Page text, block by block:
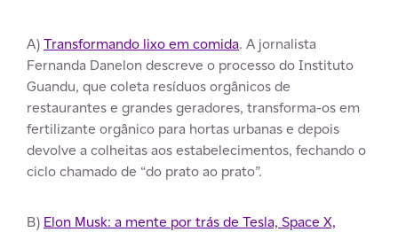
A)Transformando lixo em comida. A jornalista
Fernanda Danelon descreve o processo do Instituto
Guandu, que coleta resíduos orgânicos de
restaurantes e grandes geradores, transforma-os em
fertilizante orgânico para hortas urbanas e depois
devolve a colheitas aos estabelecimentos, fechando o
ciclo chamado de “do prato ao prato”.
B) Elon Musk: a mente por trás de Tesla, Space X,